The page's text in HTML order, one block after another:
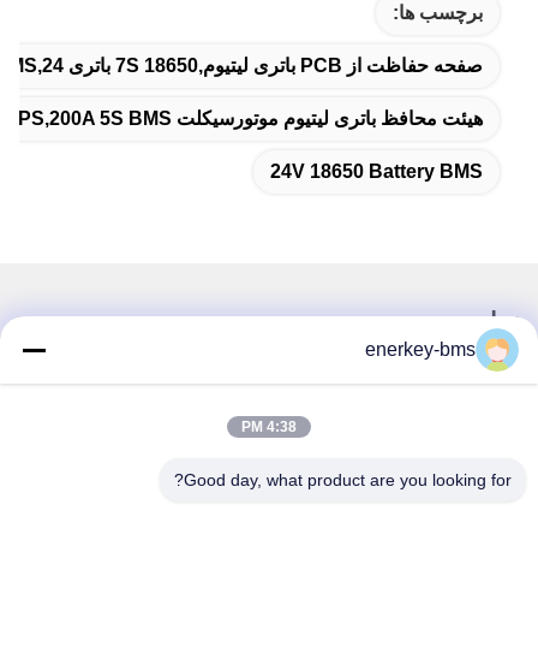
برچسب ها:
صفحه حفاظت از PCB باتری لیتیوم,7S 18650 باتری BMS,24 ولت 18650 باتری BMS
هیئت محافظ باتری لیتیوم موتورسیکلت UPS,200A 5S BMS,صفحه حفاظت از باتری لیتیوم Lipo LifePo4
24V 18650 Battery BMS
تماس سریع
منطقه A، طبقه 9، ساختمان G، پارک صنعتی گوانچنگ با کربن
پایین، جامعه شانگکون، خیابان گونگ مینگ، منطقه گوانگ مینگ،
enerkey-bms
4:38 PM
Good day, what product are you looking for?